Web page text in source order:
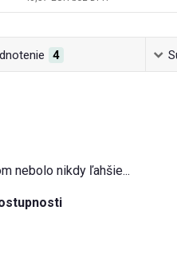
4
nebolo nikdy ľahšie...